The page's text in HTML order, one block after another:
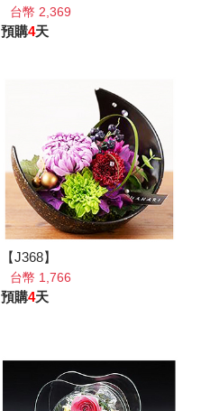
台幣 2,369
預購4天
【J368】
台幣 1,766
預購4天